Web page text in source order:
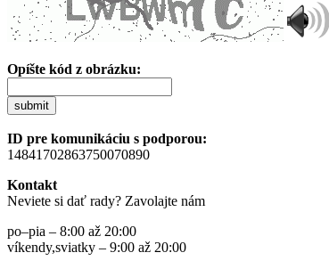
Opíšte kód z obrázku:
submit
ID pre komunikáciu s podporou:
14841702863750070890
Kontakt
Neviete si dať rady? Zavolajte nám
po–pia – 8:00 až 20:00
víkendy,sviatky – 9:00 až 20:00